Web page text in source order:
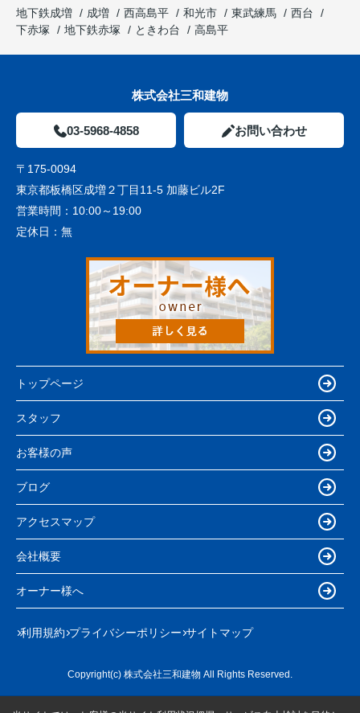
地下鉄成増
成増 西高島平 和光市 東武練馬
西台
下赤塚
地下鉄赤塚 ときわ台 高島平
株式会社三和建物
03-5968-4858 お問い合わせ
〒175-0094
東京都板橋区成増２丁目11-5 加藤ビル2F
営業時間： 10:00～19:00
定休日： 無
トップページ
スタッフ
お客様の声
ブログ
アクセスマップ
会社概要
オーナー様へ
利用規約 プライバシーポリシー サイトマップ
Copyright(c) 株式会社三和建物 All Rights Reserved.